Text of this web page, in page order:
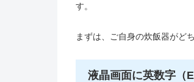
す。
まずは、ご自身の炊飯器がど
液晶画面に英数字（